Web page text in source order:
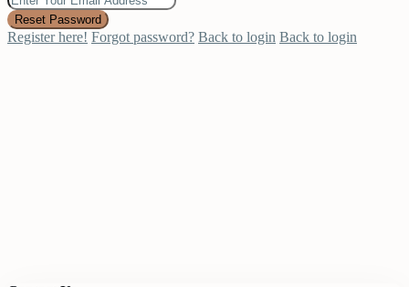
Reset Password
Register here! Forgot password? Back to login Back to login